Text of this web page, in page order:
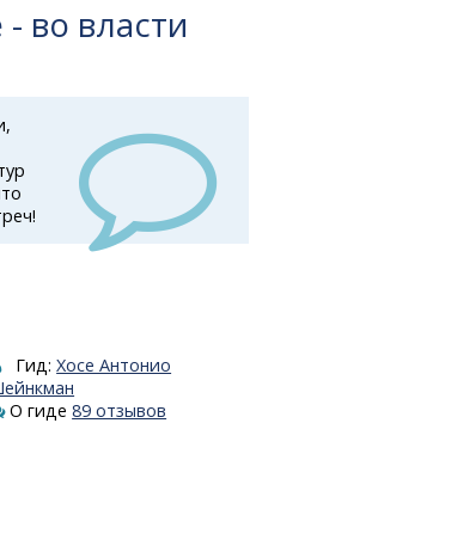
во власти
Гид:Хосе Антонио
О гиде89 отзывов